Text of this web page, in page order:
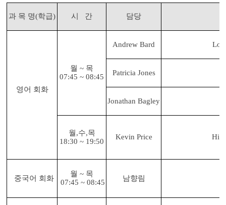
과 목 명(학급) 시 간 담당
영어 회화
월 ~ 목
07:45 ~ 08:45
Andrew Bard
Patricia Jones
Jonathan Bagley
월,수,목
18:30 ~ 19:50
Kevin Price
중국어 회화
월 ~ 목
07:45 ~ 08:45
남향림